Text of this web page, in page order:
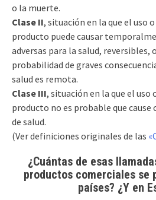
o la muerte.
Clase II, situación en la que el uso
producto puede causar
adversas para la salud, reversibles,
probabilidad de graves
salud es remota.
Clase III, situación en la que el uso
producto no es probable que cause
de salud.
(Ver definiciones originales de las
¿Cuántas de esas
productos comerciales se
países? ¿Y en